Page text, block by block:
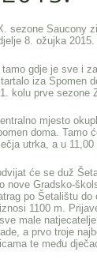
sezone Saucony
8. ožujka 2015.
gdje je sve i
iza Spomen
kolu prve sezone
mjesto
doma. Tamo
utrka, a u
će se duž
nove Gradsko-
po Šetalištu do
1100 m.
male
a prvo troje
te među